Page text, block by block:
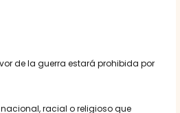
de la guerra estará prohibida por
racial o religioso que